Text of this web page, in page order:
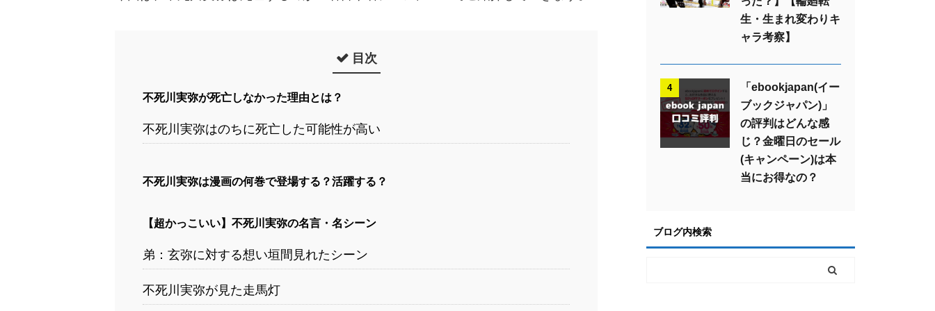
目次
不死川実弥が死亡しなかった理由とは？
不死川実弥はのちに死亡した可能性が高い
不死川実弥は漫画の何巻で登場する？活躍する？
【超かっこいい】不死川実弥の名言・名シーン
弟：玄弥に対する想い垣間見れたシーン
不死川実弥が見た走馬灯
生・生まれ変わりキ
ャラ考察】
4
「ebookjapan(イー
ブックジャパン)」
の評判はどんな感
じ？金曜日のセール
(キャンペーン)は本
当にお得なの？
ブログ内検索